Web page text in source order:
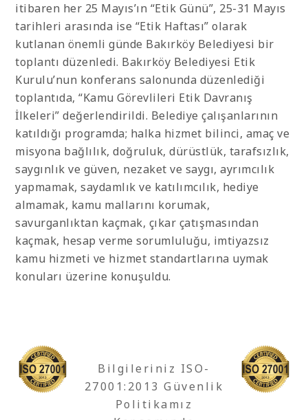
itibaren her 25 Mayıs’ın “Etik Günü”, 25-31 Mayıs
tarihleri arasında ise “Etik Haftası” olarak
kutlanan önemli günde Bakırköy Belediyesi bir
toplantı düzenledi. Bakırköy Belediyesi Etik
Kurulu’nun konferans salonunda düzenlediği
toplantıda, “Kamu Görevlileri Etik Davranış
İlkeleri” değerlendirildi. Belediye çalışanlarının
katıldığı programda; halka hizmet bilinci, amaç ve
misyona bağlılık, doğruluk, dürüstlük, tarafsızlık,
saygınlık ve güven, nezaket ve saygı, ayrımcılık
yapmamak, saydamlık ve katılımcılık, hediye
almamak, kamu mallarını korumak,
savurganlıktan kaçmak, çıkar çatışmasından
kaçmak, hesap verme sorumluluğu, imtiyazsız
kamu hizmeti ve hizmet standartlarına uymak
konuları üzerine konuşuldu.
Bilgileriniz ISO-
27001:2013 Güvenlik
Politikamız